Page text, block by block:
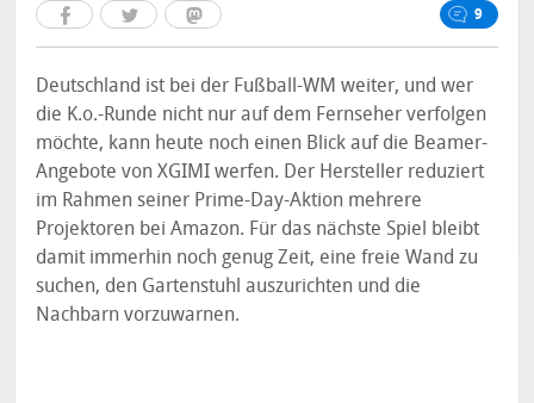
9
Deutschland ist bei der Fußball-WM weiter, und wer
die K.o.-Runde nicht nur auf dem Fernseher verfolgen
möchte, kann heute noch einen Blick auf die Beamer-
Angebote von XGIMI werfen. Der Hersteller reduziert
im Rahmen seiner Prime-Day-Aktion mehrere
Projektoren bei Amazon. Für das nächste Spiel bleibt
damit immerhin noch genug Zeit, eine freie Wand zu
suchen, den Gartenstuhl auszurichten und die
Nachbarn vorzuwarnen.